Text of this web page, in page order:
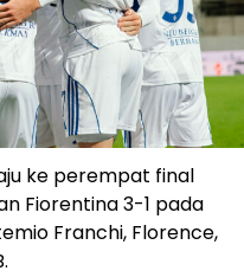
ke perempat final
Fiorentina 3-1 pada
Franchi, Florence,